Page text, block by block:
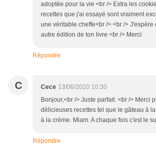
adoptée pour la vie <br /> Extra les
recettes que j'ai essayé sont vraiment
une véritable cheffe<br /> <br /> J'espère
autre édition de ton livre <br /> Merci
Répondre
C Cece 13/06/2020 10:30
Bonjour,<br /> Juste parfait. <br /> Merci
délicieuses recettes tel que le gâteau à
à la crème. Miam. A chaque fois c'est le
Répondre